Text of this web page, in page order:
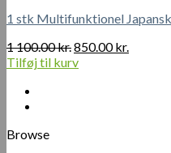
Mulighederne
vælges
på
1 stk Multifunktionel
1 100.00kr.Den
oprindelige
850.00kr.
Tilføj til kurv
Browse